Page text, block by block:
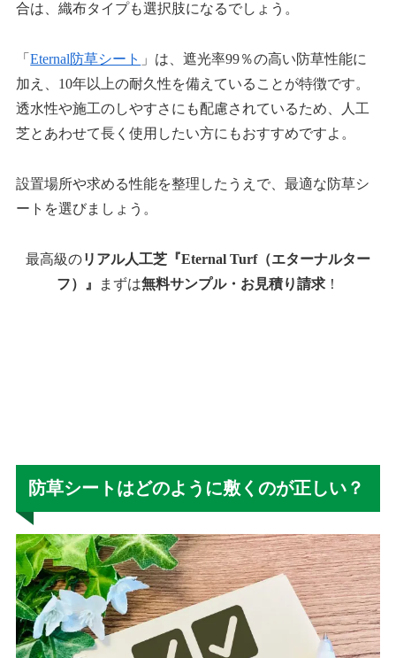
合は、織布タイプも選択肢になるでしょう。
「Eternal防草シート 」は、遮光率99％の高い防草性能に
加え、10年以上の耐久性を備えていることが特徴です。
透水性や施工のしやすさにも配慮されているため、人工
芝とあわせて長く使用したい方にもおすすめですよ。
設置場所や求める性能を整理したうえで、最適な防草シ
ートを選びましょう。
最高級のリアル人工芝『Eternal Turf（エターナルター
フ）』
まずは無料サンプル・お見積り請求 ！
防草シートはどのように敷くのが正しい？